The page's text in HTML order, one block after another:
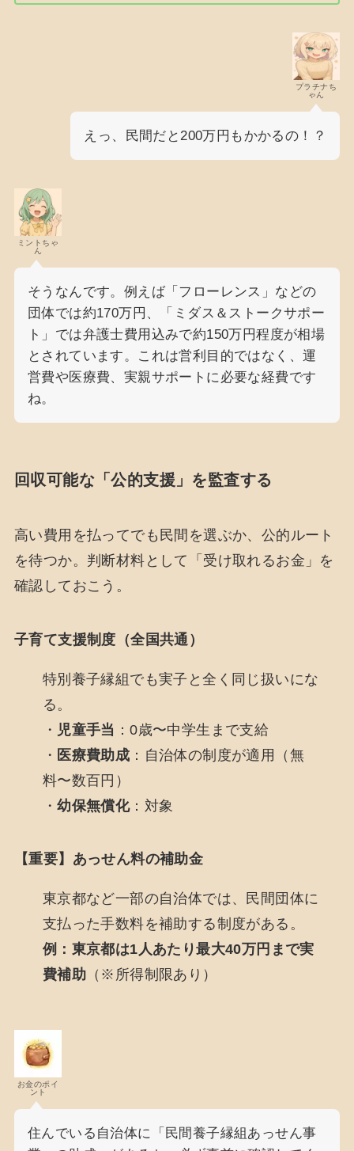
プラチナち
ゃん
えっ、民間だと200万円もかかるの！？
ミントちゃ
ん
そうなんです。例えば「フローレンス」などの
団体では約170万円、「ミダス＆ストークサポー
ト」では弁護士費用込みで約150万円程度が相場
とされています。これは営利目的ではなく、運
営費や医療費、実親サポートに必要な経費です
ね。
回収可能な「公的支援」を監査する
高い費用を払ってでも民間を選ぶか、公的ルート
を待つか。判断材料として「受け取れるお金」を
確認しておこう。
子育て支援制度（全国共通）
特別養子縁組でも実子と全く同じ扱いにな
る。
・ 児童手当 ：0歳〜中学生まで支給
・ 医療費助成 ：自治体の制度が適用（無
料〜数百円）
・幼保無償化：対象
【重要】あっせん料の補助金
東京都など一部の自治体では、民間団体に
支払った手数料を補助する制度がある。
例：東京都は1人あたり最大40万円まで実
費補助（※所得制限あり）
お金のポイ
ント
住んでいる自治体に「民間養子縁組あっせん事